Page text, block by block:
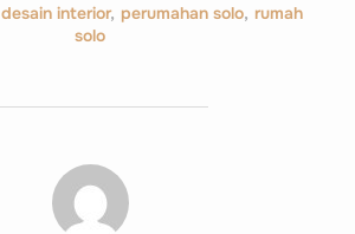
desain interior, perumahan solo, rumah
solo
POST AUTHOR